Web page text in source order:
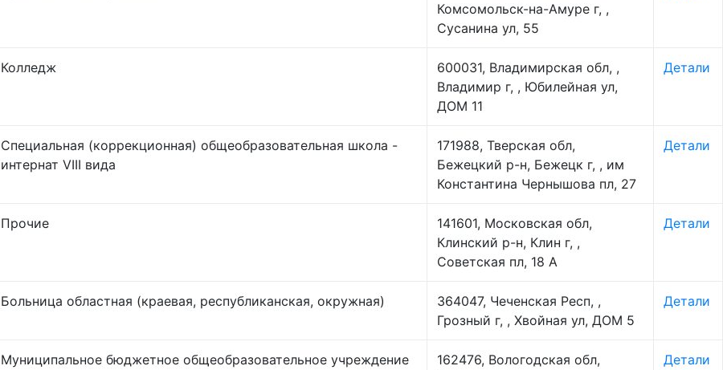
Комсомольск-на-Амуре г, ,
Сусанина ул, 55
Колледж
600031, Владимирская обл, ,
Владимир г, , Юбилейная ул,
ДОМ 11
Детали
Специальная (коррекционная) общеобразовательная школа -
интернат VIII вида
171988, Тверская обл,
Бежецкий р-н, Бежецк г, , им
Константина Чернышова пл, 27
Детали
Прочие
141601, Московская обл,
Клинский р-н, Клин г, ,
Советская пл, 18 А
Детали
Больница областная (краевая, республиканская, окружная)
364047, Чеченская Респ, ,
Грозный г, , Хвойная ул, ДОМ 5
Детали
Муниципальное бюджетное общеобразовательное учреждение
162476, Вологодская обл,
Детали